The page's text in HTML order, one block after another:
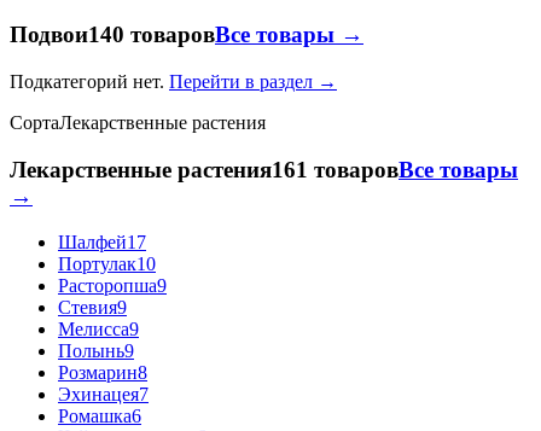
Подвои140 товаровВсе товары →
Подкатегорий нет. Перейти в раздел →
СортаЛекарственные растения
Лекарственные растения161 товаровВсе товары
→
Шалфей17
Портулак10
Расторопша9
Стевия9
Мелисса9
Полынь9
Розмарин8
Эхинацея7
Ромашка6